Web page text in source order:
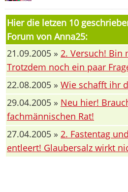
Hier die letzen 10
Forum von Anna25:
21.09.2005 » 2. Versuch! Bin
Trotzdem noch ein paar
22.08.2005 » Wie schafft ihr
29.04.2005 » Neu hier!
fachmännischen Rat!
27.04.2005 » 2. Fastentag
entleert! Glaubersalz wirkt